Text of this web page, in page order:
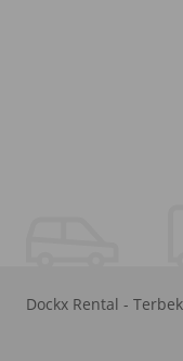
Dockx Rental -